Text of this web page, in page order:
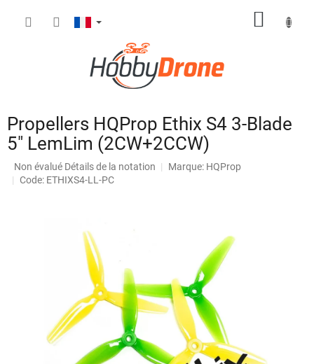
Propellers HQProp Ethix S4 3-Blade
5" LemLim (2CW+2CCW)
L'évaluation
moyenne
Non évalué Détails de la notation Marque: HQProp
Code: ETHIXS4-LL-PC